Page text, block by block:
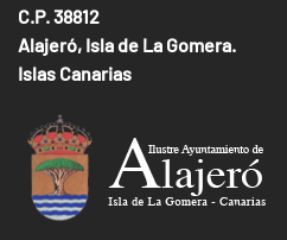
C.P. 38812
Alajeró, Isla de La Gomera.
Islas Canarias